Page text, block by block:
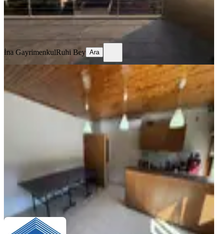
İna GayrimenkulRuhi Bey
İna GayrimenkulRuhi Bey Ara
Beykoz Serkent Villalarında Kiralık
5+1 Villa
İstanbul, Beykoz
300 m²·07.08.2026
Turna Gayrimenkul Levent ÇAĞLAR ÖÇAL